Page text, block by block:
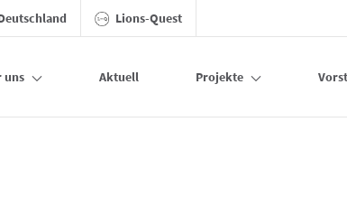
Lions-Quest
uns Aktuell Projekte